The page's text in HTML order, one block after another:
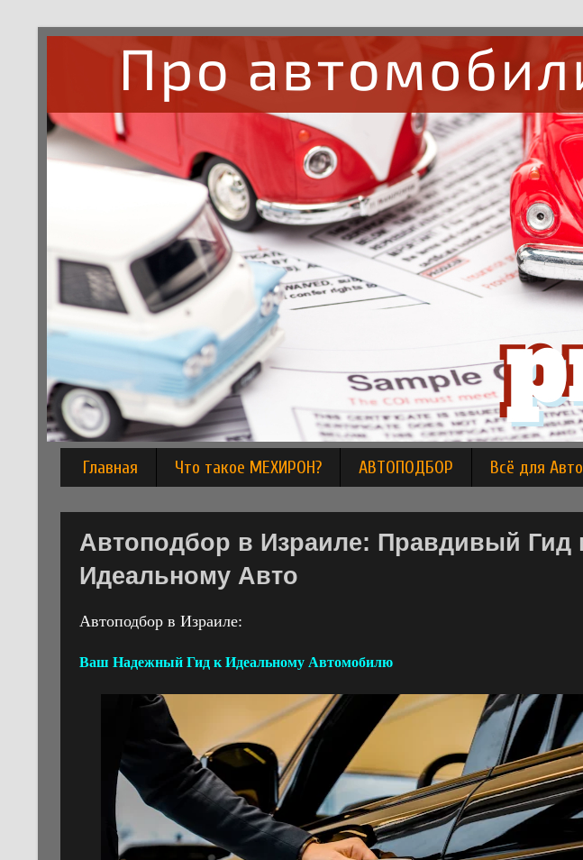
Главная Что такое МЕХИРОН? АВТОПОДБОР Всё для
Автоподбор в Израиле: Правдивый Гид
Идеальному Авто
Автоподбор в Израиле:
Ваш Надежный Гид к Идеальному Автомобилю